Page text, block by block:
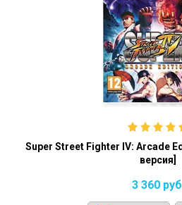
Super Street Fighter IV: Arcade
версия]
3 360